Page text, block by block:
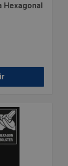
Hexagonal